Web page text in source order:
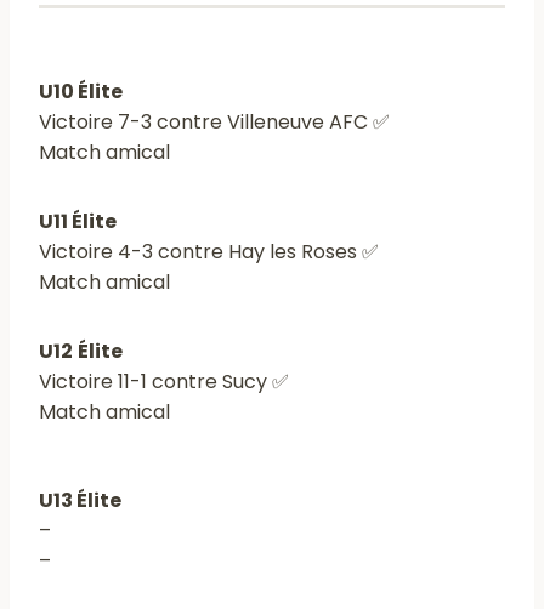
U10 Élite
Victoire 7-3 contre Villeneuve AFC ✅
Match amical
U11 Élite
Victoire 4-3 contre Hay les Roses ✅
Match amical
U12 Élite
Victoire 11-1 contre Sucy ✅
Match amical
U13 Élite
–
–